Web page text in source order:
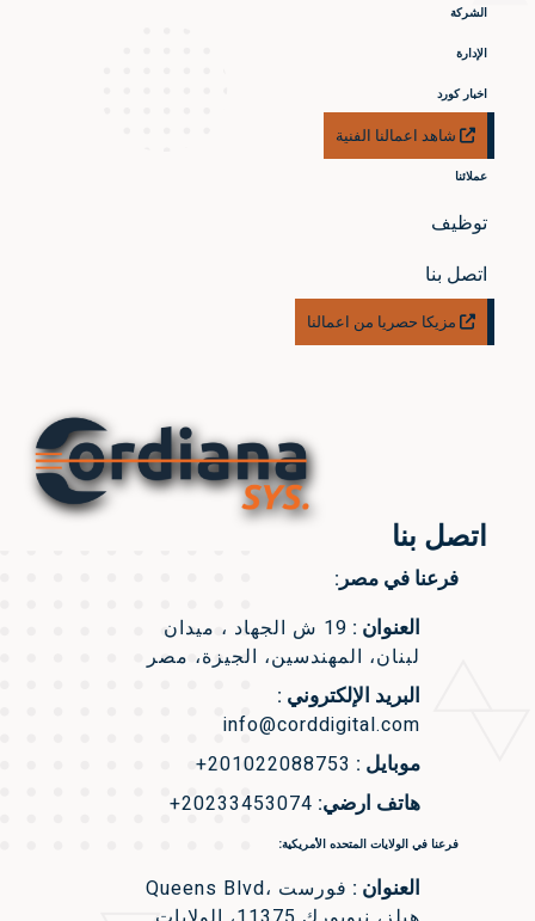
الشركة
الإدارة
اخبار كورد
شاهد اعمالنا الفنية
عملائنا
توظيف
اتصل بنا
مزيكا حصريا من اعمالنا
اتصل بنا
فرعنا في مصر:
العنوان :
19 ش الجهاد ، ميدان
لبنان، المهندسين، الجيزة، مصر
البريد الإلكتروني :
info@corddigital.com
موبايل : +201022088753
هاتف ارضي: +20233453074
فرعنا في الولايات المتحده الأمريكية:
العنوان :
Queens Blvd، فورست